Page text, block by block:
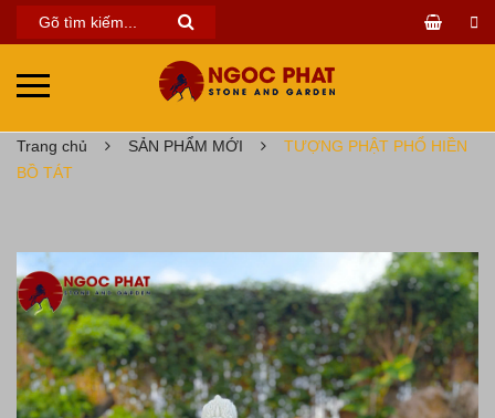
Trang chủ SẢN PHẨM MỚI
TƯỢNG PHẬT PHỔ HIỀN
BỒ TÁT